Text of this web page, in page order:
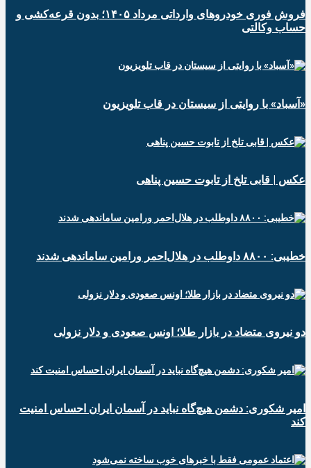
فروش فوری خودروهای وارداتی مرداد ۱۴۰۵؛ بدون قرعه‌کشی و
حساب وکالتی
«آسباد» با روایتی از سیستان در قاب تلویزیون
عکس | قابی تلخ از تابوت حسین پناهی
خطیبی: ۸۸۰۰ داوطلب در هلال‌احمر ورامین ساماندهی شدند
دو نیروی متضاد در بازار طلا؛ اونس صعودی و دلار نزولی
امیر شکوری: دشمن هیچ‌گاه نباید در آسمان ایران احساس امنیت
کند